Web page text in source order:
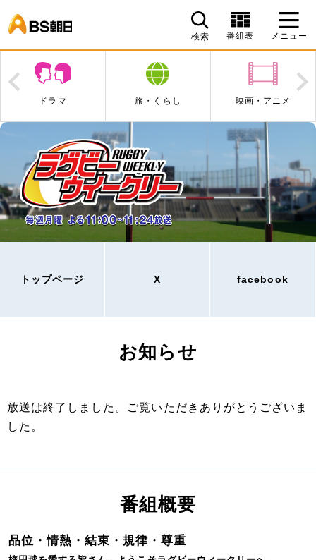
検索 番組表 メニュー
ドラマ 旅・くらし 映画・アニメ
Prev
トップページ X facebook
お知らせ
放送は終了しました。ご覧いただきありがとうございま
した。
番組概要
品位・情熱・結束・規律・尊重